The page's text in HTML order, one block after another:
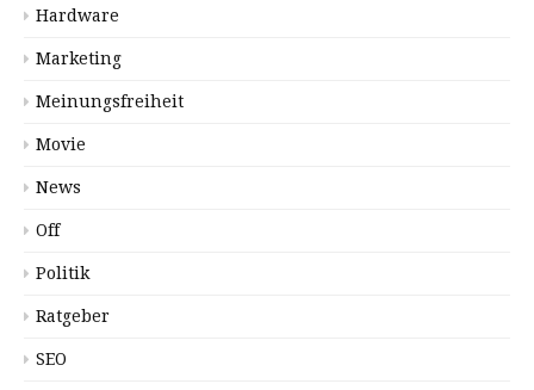
Hardware
Marketing
Meinungsfreiheit
Movie
News
Off
Politik
Ratgeber
SEO